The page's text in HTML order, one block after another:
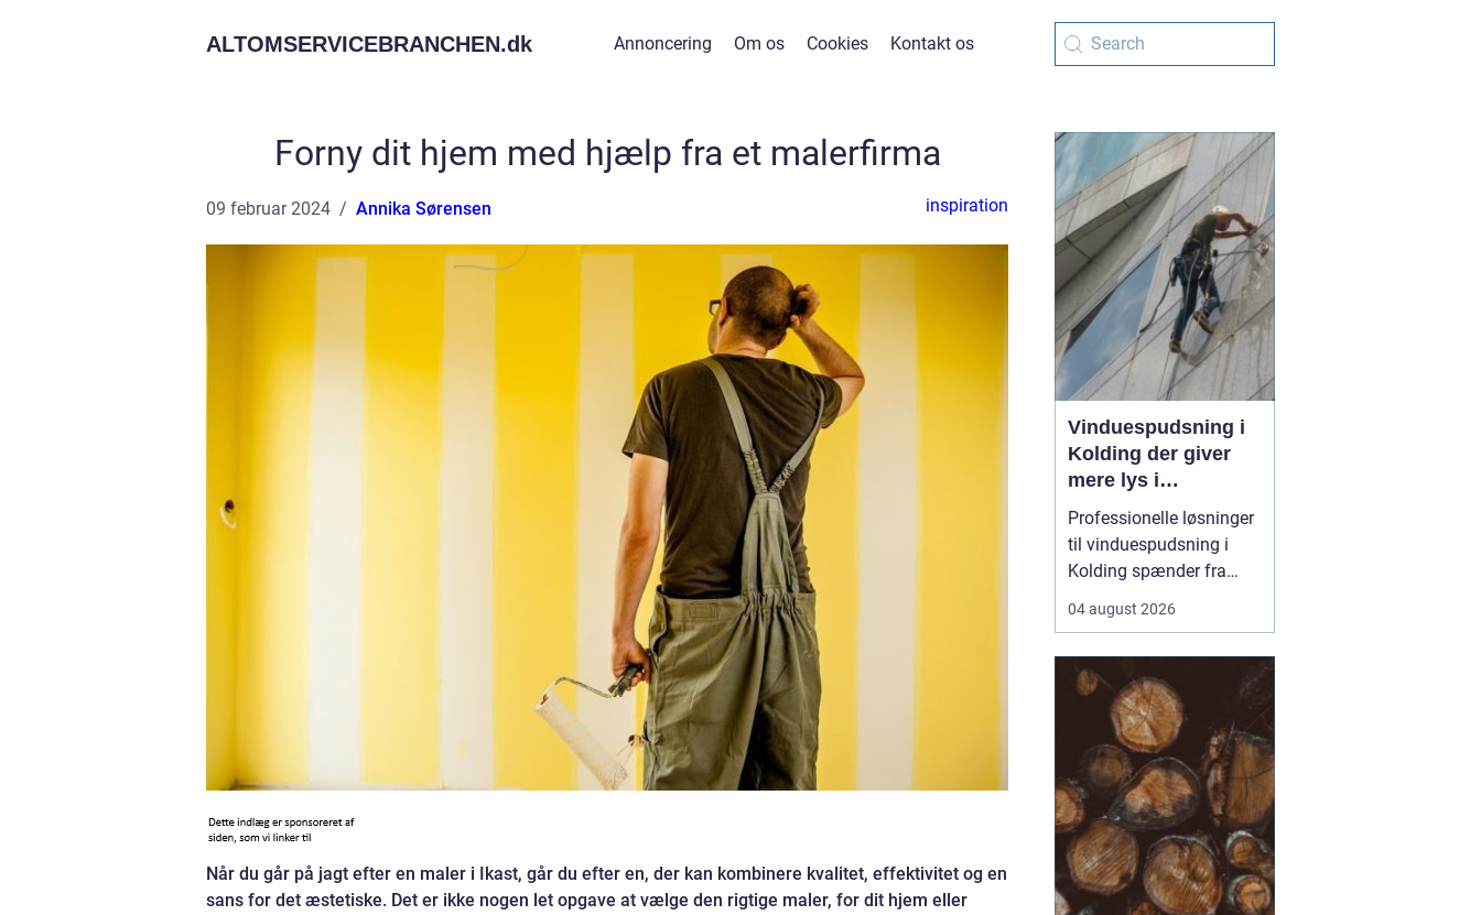
ALTOMSERVICEBRANCHEN.dk Annoncering Om os Cookies Kontakt os
Forny dit hjem med hjælp fra et malerfirma
09 februar 2024 Annika Sørensen inspiration
Når du går på jagt efter en maler i Ikast, går du efter en, der kan kombinere kvalitet, effektivitet og en
sans for det æstetiske. Det er ikke nogen let opgave at vælge den rigtige maler, for dit hjem eller
Vinduespudsning i
Kolding der giver
mere lys i
hverdagen
Professionelle løsninger
til vinduespudsning i
Kolding spænder fra
store erhvervsbygninger
Når arbejdet planlægges
rigtigt, kan en fast aftale
både gøre hverda...
04 august 2026